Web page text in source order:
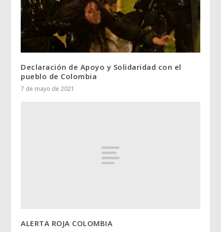
Declaración de Apoyo y Solidaridad con el
pueblo de Colombia
7 de mayo de 2021
ALERTA ROJA COLOMBIA